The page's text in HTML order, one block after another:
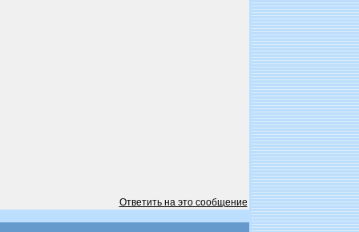
Ответить на это сообщение